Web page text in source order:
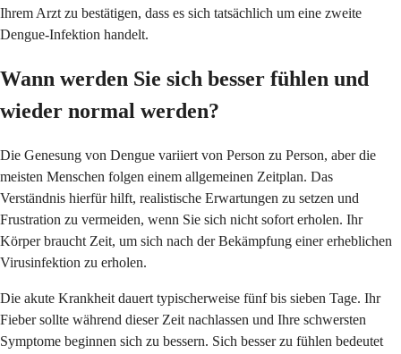
Ihrem Arzt zu bestätigen, dass es sich tatsächlich um eine zweite
Dengue-Infektion handelt.
Wann werden Sie sich besser fühlen und
wieder normal werden?
Die Genesung von Dengue variiert von Person zu Person, aber die
meisten Menschen folgen einem allgemeinen Zeitplan. Das
Verständnis hierfür hilft, realistische Erwartungen zu setzen und
Frustration zu vermeiden, wenn Sie sich nicht sofort erholen. Ihr
Körper braucht Zeit, um sich nach der Bekämpfung einer erheblichen
Virusinfektion zu erholen.
Die akute Krankheit dauert typischerweise fünf bis sieben Tage. Ihr
Fieber sollte während dieser Zeit nachlassen und Ihre schwersten
Symptome beginnen sich zu bessern. Sich besser zu fühlen bedeutet